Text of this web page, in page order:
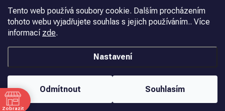
Tento web používá soubory cookie. Dalším procházením
tohoto webu vyjadřujete souhlas s jejich používáním.. Více
informací zde.
Nastavení
Odmítnout Souhlasím
Facebook
cidpraha_zbrane
Vytvořil Shoptet
Copyright 2026 C.I.D Praha s.r.o. . Všechna práva vyhrazena.
Zobrazit